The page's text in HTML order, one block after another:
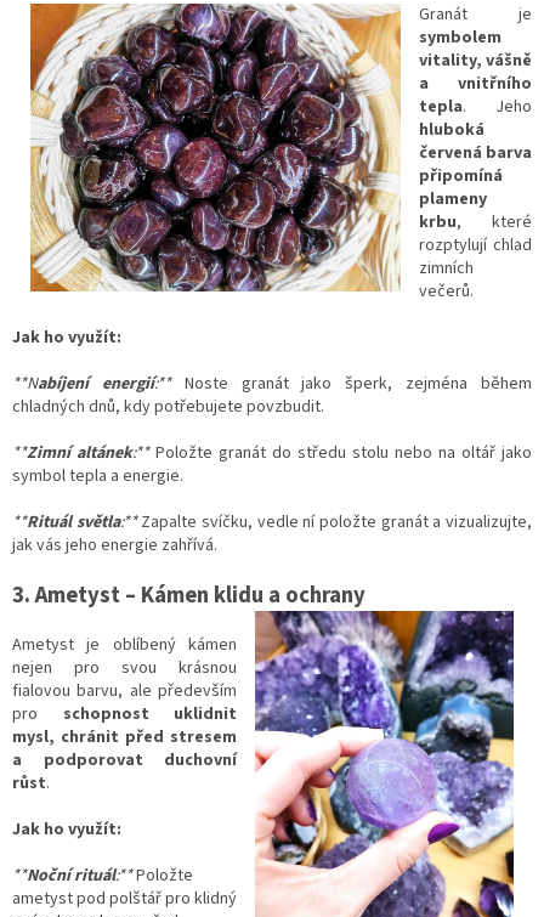
Granát je
symbolem
vitality, vášně
a vnitřního
tepla. Jeho
hluboká
červená barva
připomíná
plameny
krbu, které
rozptylují chlad
zimních
večerů.
Jak ho využít:
**Nabíjení energií:**Noste granát jako šperk, zejména během
chladných dnů, kdy potřebujete povzbudit.
**Zimní altánek:**Položte granát do středu stolu nebo na oltář jako
symbol tepla a energie.
**Rituál světla:**Zapalte svíčku, vedle ní položte granát a vizualizujte,
jak vás jeho energie zahřívá.
3. Ametyst – Kámen klidu a ochrany
Ametyst je oblíbený kámen
nejen pro svou krásnou
fialovou barvu, ale především
pro schopnost uklidnit
mysl, chránit před stresem
a podporovat duchovní
růst.
Jak ho využít:
**Noční rituál:**Položte
ametyst pod polštář pro klidný